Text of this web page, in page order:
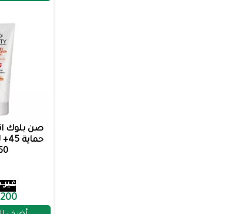
صن بلوك
غير
200 جنيه